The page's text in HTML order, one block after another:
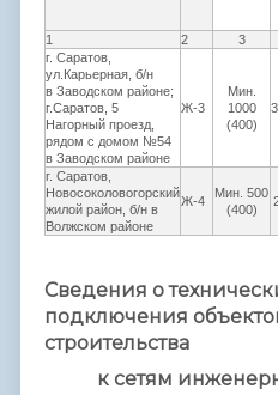
1 2 3
г. Саратов,
ул.Карьерная, б/н
в Заводском районе;
г.Саратов, 5
Нагорный проезд,
рядом с домом №54
в Заводском районе
Ж-3
Мин.
1000
(400)
г. Саратов,
Новосоколовогорский
жилой район, б/н в
Волжском районе
Ж-4
Мин. 500
(400)
Сведения о
подключения
строительства
к сетям